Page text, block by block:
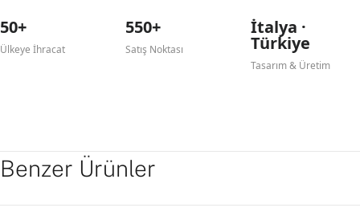
50+
Ülkeye İhracat
550+
Satış Noktası
İtalya ·
Türkiye
Tasarım & Üretim
Benzer Ürünler